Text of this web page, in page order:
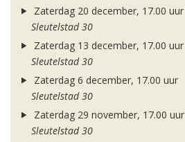
Zaterdag 20 december, 17.00 uur
Sleutelstad 30
Zaterdag 13 december, 17.00 uur
Sleutelstad 30
Zaterdag 6 december, 17.00 uur
Sleutelstad 30
Zaterdag 29 november, 17.00 uur
Sleutelstad 30